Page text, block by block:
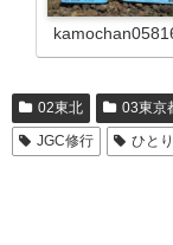
02東北 03東京
JGC修行
ひと